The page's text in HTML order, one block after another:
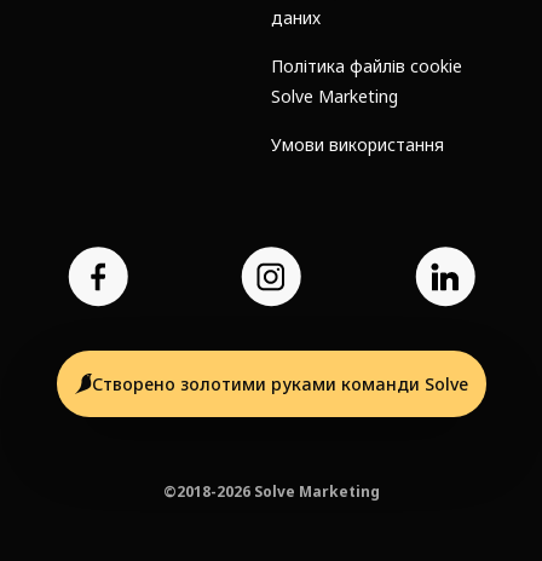
даних
Політика файлів cookie
Solve Marketing
Умови використання
Створено золотими руками команди Solve
©2018-2026 Solve Marketing